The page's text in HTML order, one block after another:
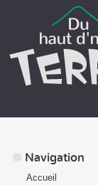
Navigation
Accueil